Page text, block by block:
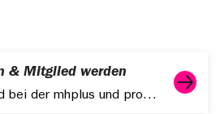
& Mitglied werden
Werden Sie Mitglied bei der mhplus und profitieren Sie von starken Leistungen, digitalen Services und attraktiven Zusatzangeboten.